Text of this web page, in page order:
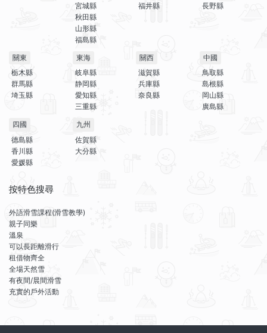
宮城縣
秋田縣
山形縣
福島縣
福井縣
長野縣
關東
栃木縣
群馬縣
埼玉縣
東海
岐阜縣
静岡縣
愛知縣
三重縣
關西
滋賀縣
兵庫縣
奈良縣
中國
鳥取縣
島根縣
岡山縣
廣島縣
四國
德島縣
香川縣
愛媛縣
九州
佐賀縣
大分縣
按特色搜尋
外語滑雪課程(滑雪教學)
親子同樂
溫泉
可以長距離滑行
租借物齊全
全場天然雪
有夜間/晨間滑雪
充實的戶外活動